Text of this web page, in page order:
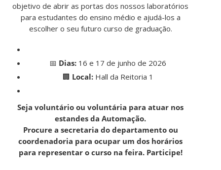
objetivo de abrir as portas dos nossos laboratórios
para estudantes do ensino médio e ajudá-los a
escolher o seu futuro curso de graduação.
📅 Dias: 16 e 17 de junho de 2026
🏢 Local:Hall da Reitoria 1
Seja voluntário ou voluntária para atuar nos
estandes da Automação.
Procure a secretaria do departamento ou
coordenadoria para ocupar um dos horários
para representar o curso na feira. Participe!